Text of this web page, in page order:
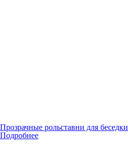
Прозрачные рольставни для беседки
Подробнее